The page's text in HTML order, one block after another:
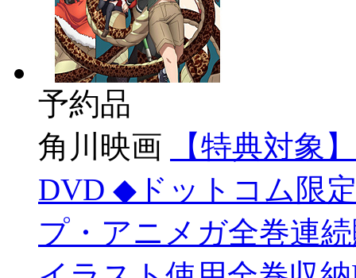
予約品
角川映画
【特典対象
DVD ◆ドットコム限
プ・アニメガ全巻連